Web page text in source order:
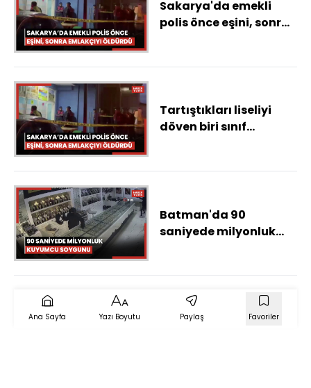
Sakarya'da emekli
polis önce eşini, sonra
Tartıştıkları liseliyi
döven biri sınıf
Batman'da 90
saniyede milyonluk
Ana Sayfa Yazı Boyutu Paylaş Favoriler